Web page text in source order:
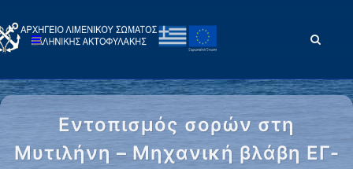
Εντοπισμός σορών στη
Μυτιλήνη – Μηχανική βλάβη ΕΓ-